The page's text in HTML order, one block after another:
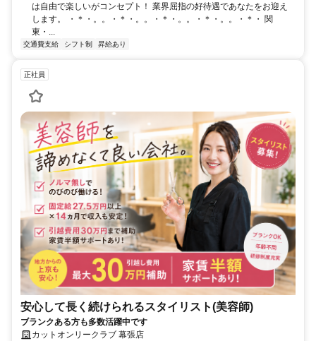
は自由で楽しいがコンセプト！ 業界屈指の好待遇であなたをお迎え
します。 ・＊・。。・＊・。。・＊・。。・＊・。。・＊・ 関
東・...
交通費支給 シフト制 昇給あり
正社員
安心して長く続けられるスタイリスト(美容師)
ブランクある方も多数活躍中です
カットオンリークラブ 幕張店